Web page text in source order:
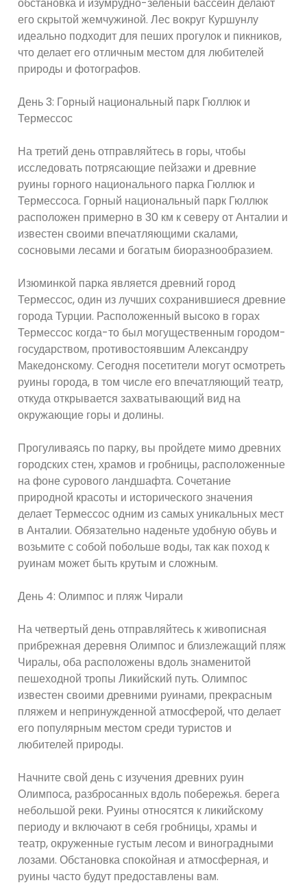
его скрытой жемчужиной. Лес вокруг Куршунлу
идеально подходит для пеших прогулок и пикников,
что делает его отличным местом для любителей
природы и фотографов.
День 3: Горный национальный парк Гюллюк и
Термессос
На третий день отправляйтесь в горы, чтобы
исследовать потрясающие пейзажи и древние
руины горного национального парка Гюллюк и
Термессоса. Горный национальный парк Гюллюк
расположен примерно в 30 км к северу от Анталии и
известен своими впечатляющими скалами,
сосновыми лесами и богатым биоразнообразием.
Изюминкой парка является древний город
Термессос, один из лучших сохранившиеся древние
города Турции. Расположенный высоко в горах
Термессос когда-то был могущественным городом-
государством, противостоявшим Александру
Македонскому. Сегодня посетители могут осмотреть
руины города, в том числе его впечатляющий театр,
откуда открывается захватывающий вид на
окружающие горы и долины.
Прогуливаясь по парку, вы пройдете мимо древних
городских стен, храмов и гробницы, расположенные
на фоне сурового ландшафта. Сочетание
природной красоты и исторического значения
делает Термессос одним из самых уникальных мест
в Анталии. Обязательно наденьте удобную обувь и
возьмите с собой побольше воды, так как поход к
руинам может быть крутым и сложным.
День 4: Олимпос и пляж Чирали
На четвертый день отправляйтесь к живописная
прибрежная деревня Олимпос и близлежащий пляж
Чиралы, оба расположены вдоль знаменитой
пешеходной тропы Ликийский путь. Олимпос
известен своими древними руинами, прекрасным
пляжем и непринужденной атмосферой, что делает
его популярным местом среди туристов и
любителей природы.
Начните свой день с изучения древних руин
Олимпоса, разбросанных вдоль побережья. берега
небольшой реки. Руины относятся к ликийскому
периоду и включают в себя гробницы, храмы и
театр, окруженные густым лесом и виноградными
лозами. Обстановка спокойная и атмосферная, и
руины часто будут предоставлены вам.